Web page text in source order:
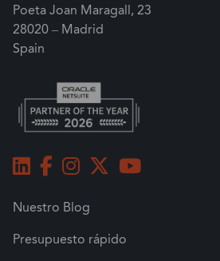
Poeta Joan Maragall, 23
28020 – Madrid
Spain
Nuestro Blog
Presupuesto rápido